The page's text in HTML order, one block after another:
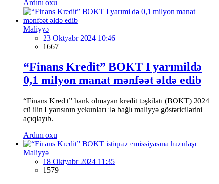
Ardını oxu
Maliyyə
23 Oktyabr 2024 10:46
1667
“Finans Kredit” BOKT I yarımildə
0,1 milyon manat mənfəət əldə edib
“Finans Kredit” bank olmayan kredit təşkilatı (BOKT) 2024-
cü ilin I yarısının yekunları ilə bağlı maliyyə göstəricilərini
açıqlayıb.
Ardını oxu
Maliyyə
18 Oktyabr 2024 11:35
1579